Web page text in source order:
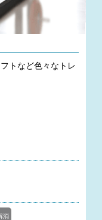
トなど色々なトレ
消